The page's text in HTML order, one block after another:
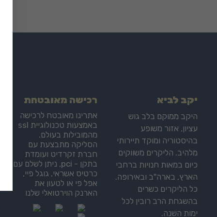
יקב לביא
היקב ממוקם בלב גוש
עציון, אזור משופע
בהיסטוריה ומוקד תיירותי
מלהיב. הליקרים משווקים
כיום במאות חנויות ברחבי
הארץ, בארה"ב ובאירופה.
כל הליקרים כשרים
בהשגחת הרב רובין לכל
ימות השנה.
רכישה מאובטחת
אתרינו מאובטח לרכישה
באמצעות טכנולוגיית ssl
מהמובילות בעולם.
הסליקה מתבצעת עם
חברת זקרדיט ועומדת
בתקן - pci, ניתן לשלם עם
כרטיס אשראי, גוגל פיי,
אפל פי או לטעון את
הארנק הוירטואלי שלנו